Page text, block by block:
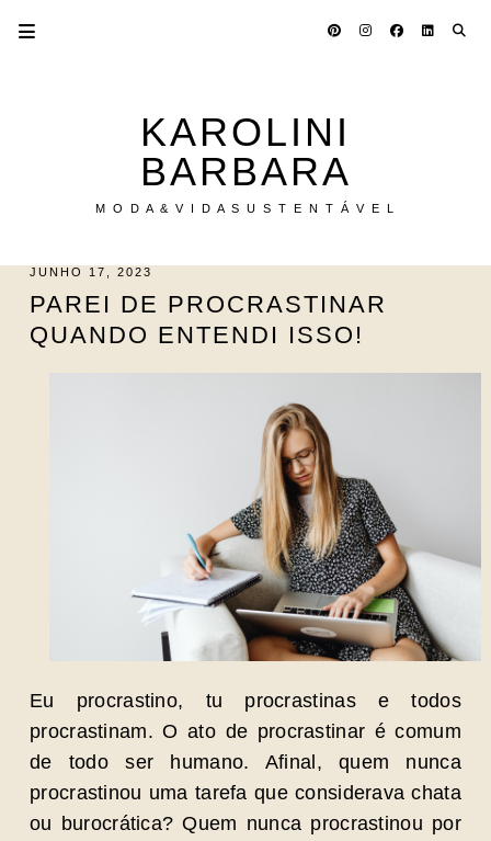
KAROLINI
BARBARA
M O D A & V I D A S U S T E N T Á V E L
JUNHO 17, 2023
PAREI DE PROCRASTINAR
QUANDO ENTENDI ISSO!
Eu procrastino, tu procrastinas e todos
procrastinam. O ato de procrastinar é comum
de todo ser humano. Afinal, quem nunca
procrastinou uma tarefa que considerava chata
ou burocrática? Quem nunca procrastinou por